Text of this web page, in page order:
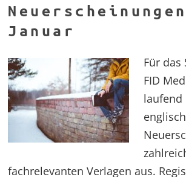
Januar
Für das
FID
laufend
fachrelevanten Verlagen aus.